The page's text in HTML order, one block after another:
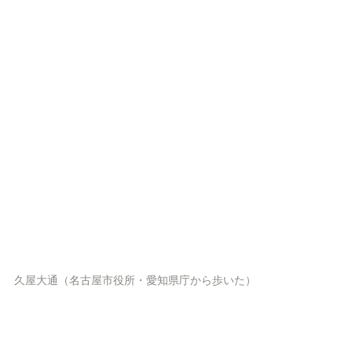
久屋大通（名古屋市役所・愛知県庁から歩いた）